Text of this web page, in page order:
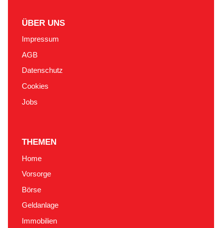
ÜBER UNS
Impressum
AGB
Datenschutz
Cookies
Jobs
THEMEN
Home
Vorsorge
Börse
Geldanlage
Immobilien